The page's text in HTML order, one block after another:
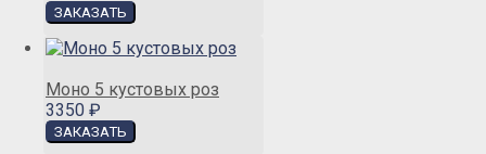
Моно 5 кустовых роз
3350 ₽